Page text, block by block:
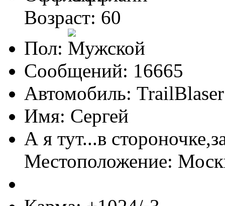
Возраст: 60
Пол:
Сообщений: 16665
Автомобиль:
Имя: Сергей
А я тут...в
Местоположение: